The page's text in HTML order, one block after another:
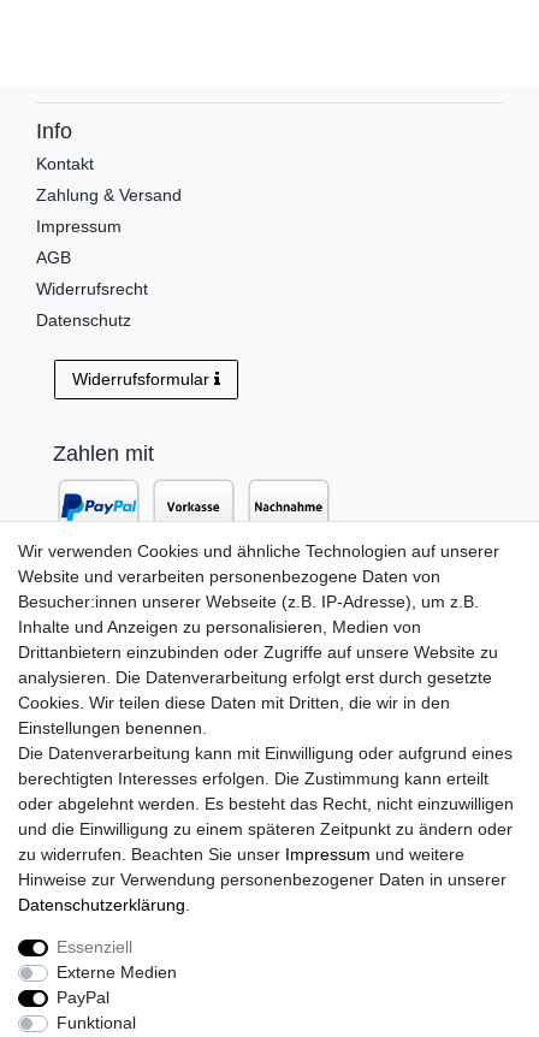
Info
Kontakt
Zahlung & Versand
Impressum
AGB
Widerrufsrecht
Datenschutz
Widerrufsformular
Zahlen mit
Versand mit
Newsletter Anmeldung
E-MAIL **
Newsletter
Honig
habe. Meine Einwilligung kann ich jederzeit widerrufen.**
Wir verwenden Cookies und ähnliche Technologien auf unserer
Website und verarbeiten personenbezogene Daten von
Besucher:innen unserer Webseite (z.B. IP-Adresse), um z.B.
Inhalte und Anzeigen zu personalisieren, Medien von
Drittanbietern einzubinden oder Zugriffe auf unsere Website zu
analysieren. Die Datenverarbeitung erfolgt erst durch gesetzte
Cookies. Wir teilen diese Daten mit Dritten, die wir in den
Einstellungen benennen.
Die Datenverarbeitung kann mit Einwilligung oder aufgrund eines
berechtigten Interesses erfolgen. Die Zustimmung kann erteilt
oder abgelehnt werden. Es besteht das Recht, nicht einzuwilligen
und die Einwilligung zu einem späteren Zeitpunkt zu ändern oder
zu widerrufen. Beachten Sie unser Impressum und weitere
Hinweise zur Verwendung personenbezogener Daten in unserer
Daten­schutz­erklärung
Essenziell
Externe Medien
PayPal
Funktional